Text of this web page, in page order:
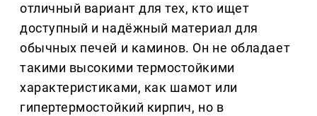
отличный вариант для тех, кто ищет
доступный и надёжный материал для
обычных печей и каминов. Он не обладает
такими высокими термостойкими
характеристиками, как шамот или
гипертермостойкий кирпич, но в